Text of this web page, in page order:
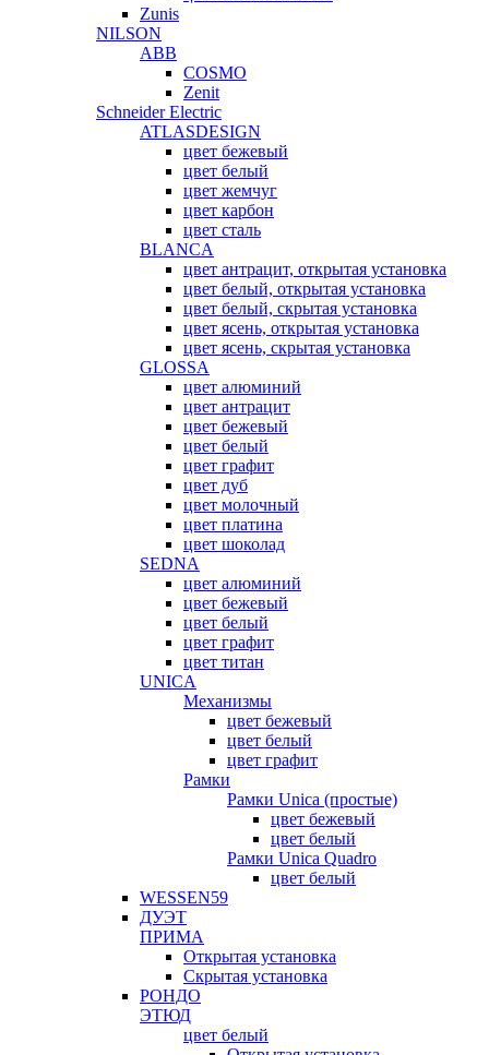
Zunis
NILSON
ABB
COSMO
Zenit
Schneider Electric
ATLASDESIGN
цвет бежевый
цвет белый
цвет жемчуг
цвет карбон
цвет сталь
BLANCA
цвет антрацит, открытая установка
цвет белый, открытая установка
цвет белый, скрытая установка
цвет ясень, открытая установка
цвет ясень, скрытая установка
GLOSSA
цвет алюминий
цвет антрацит
цвет бежевый
цвет белый
цвет графит
цвет дуб
цвет молочный
цвет платина
цвет шоколад
SEDNA
цвет алюминий
цвет бежевый
цвет белый
цвет графит
цвет титан
UNICA
Механизмы
цвет бежевый
цвет белый
цвет графит
Рамки
Рамки Unica (простые)
цвет бежевый
цвет белый
Рамки Unica Quadro
цвет белый
WESSEN59
ДУЭТ
ПРИМА
Открытая установка
Скрытая установка
РОНДО
ЭТЮД
цвет белый